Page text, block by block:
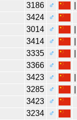
3186 ♂
3424
♂
3014 ♂
3414 ♂
3335 ♂
3366
♂
3423 ♂
3285 ♂
3423
♂
3234
♂